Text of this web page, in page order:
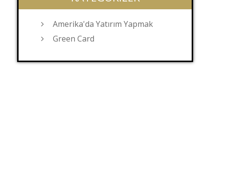
Amerika'da Yatırım Yapmak
Green Card